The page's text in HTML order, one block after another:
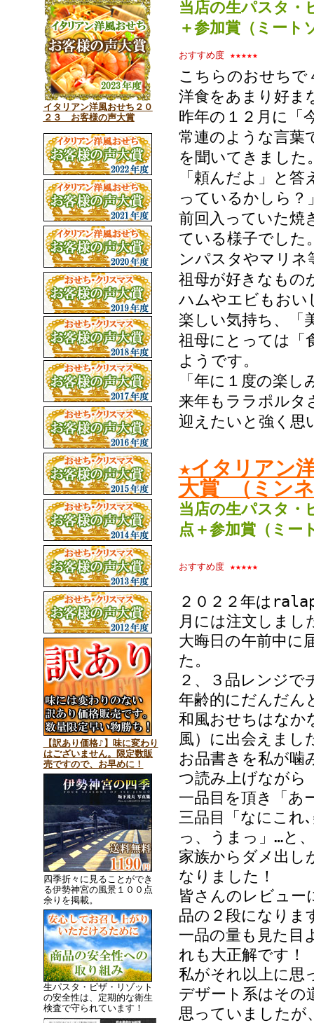
イタリアン洋風おせち２０
２３ お客様の声大賞
【訳あり価格♪】味に変わり
はございません。限定数販
売ですので、お早めに！
四季折々に見ることができ
る伊勢神宮の風景１００点
余りを掲載。
生パスタ・ピザ・リゾット
の安全性は、定期的な衛生
検査で守られています！
当店の生パスタ・
＋参加賞（ミート
おすすめ度★★★★★
こちらのおせちで
洋食をあまり好ま
昨年の１２月に「
常連のような言葉
を聞いてきました
「頼んだよ」と
っているかしら？
前回入っていた焼
ている様子でした
ンパスタやマリネ
祖母が好きなもの
ハムやエビもおい
楽しい気持ち、「
祖母にとっては「
ようです。
「年に１度の楽
来年もララポル
迎えたいと強く思
★イタリアン
大賞 （ミン
当店の生パスタ・
点＋参加賞（ミー
おすすめ度 ★★★★★
２０２２年は
月には注文しまし
大晦日の午前中に
た。
２、３品レンジで
年齢的にだんだん
和風おせちはなか
風）に出会えまし
お品書きを私が噛
つ読み上げながら
一品目を頂き「あ
三品目「なにこれ
っ、うまっ」…と、
家族からダメ出し
なりました！
皆さんのレビュー
品の２段になりま
一品の量も見た目
れも大正解です！
私がそれ以上に思
デザート系はその
思っていましたが